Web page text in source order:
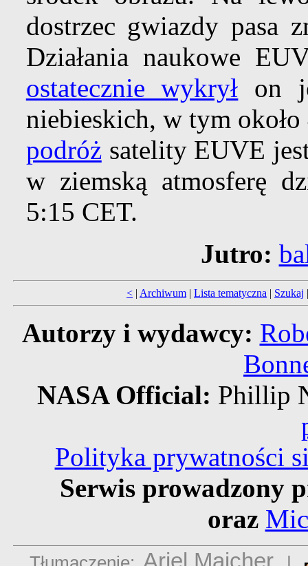
dostrzec gwiazdy pasa
Działania naukowe
ostatecznie wykrył on
niebieskich, w tym
podróżsatelity EUVE
w ziemską atmosferę
5:15 CET.
Jutro:
< | Archiwum | Lista tematyczna | Szukaj
Autorzy i wydawcy:
NASA Official: Phillip
Polityka prywatności
Serwis prowadzony
oraz